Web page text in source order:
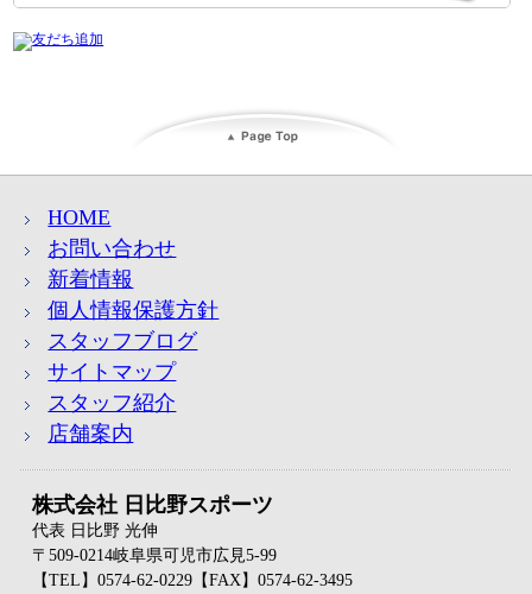
HOME
お問い合わせ
新着情報
個人情報保護方針
スタッフブログ
サイトマップ
スタッフ紹介
店舗案内
株式会社 日比野スポーツ
代表 日比野 光伸
〒509-0214岐阜県可児市広見5-99
【TEL】0574-62-0229【FAX】0574-62-3495